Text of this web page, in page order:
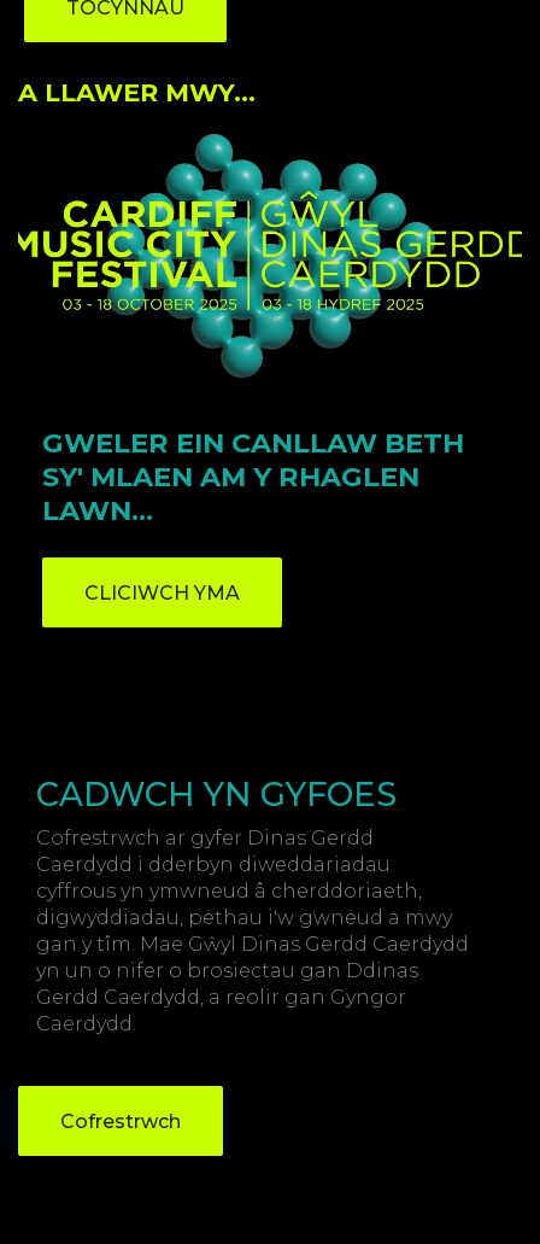
TOCYNNAU
A LLAWER MWY...
GWELER EIN CANLLAW BETH
SY' MLAEN AM Y RHAGLEN
LAWN...
CLICIWCH YMA
CADWCH YN GYFOES
Cofrestrwch ar gyfer Dinas Gerdd
Caerdydd i dderbyn diweddariadau
cyffrous yn ymwneud â cherddoriaeth,
digwyddiadau, pethau i'w gwneud a mwy
gan y tîm. Mae Gŵyl Dinas Gerdd Caerdydd
yn un o nifer o brosiectau gan Ddinas
Gerdd Caerdydd, a reolir gan Gyngor
Caerdydd.
Cofrestrwch